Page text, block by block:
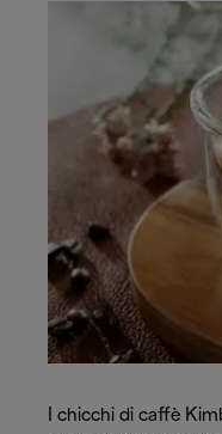
I chicchi di caffè